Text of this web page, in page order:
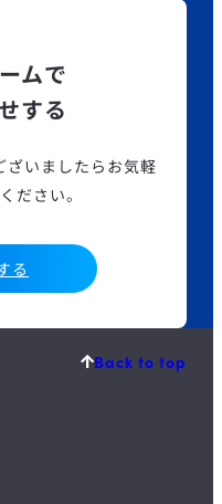
ムで
する
いましたら お気軽
ださい。
る
Back to top